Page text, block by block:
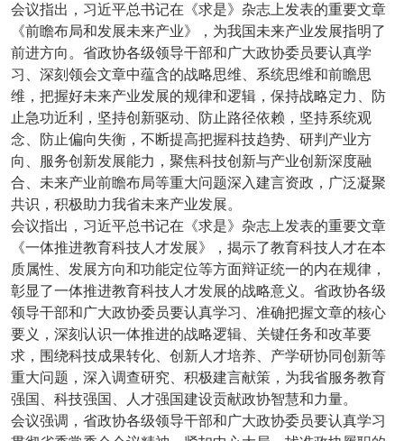
会议指出，习近平总书记在《求是》杂志上发表的重要文章
《前瞻布局和发展未来产业》，为我国未来产业发展指明了
前进方向。省政协各级领导干部和广大政协委员要认真学
习、深刻领会文章中蕴含的战略思维、系统思维和前瞻思
维，把握好未来产业发展的规律和逻辑，保持战略定力、防
止急功近利，坚持创新驱动、防止路径依赖，坚持系统观
念、防止偏向失衡，不断提高把握科技趋势、研判产业方
向、服务创新发展能力，聚焦科技创新与产业创新深度融
合、未来产业前瞻布局等重大问题深入建言资政，广泛凝聚
共识，积极助力我省未来产业发展。
会议指出，习近平总书记在《求是》杂志上发表的重要文章
《一体推进教育科技人才发展》，揭示了教育科技人才在本
质属性、发展方向和功能定位等方面辩证统一的内在规律，
彰显了一体推进教育科技人才发展的战略意义。省政协各级
领导干部和广大政协委员要认真学习、准确把握文章的核心
要义，深刻认识一体推进的战略逻辑、关键任务和改革要
求，围绕科技成果转化、创新人才培养、产学研协同创新等
重大问题，深入调查研究、积极建言献策，为我省服务教育
强国、科技强国、人才强国建设贡献政协智慧和力量。
会议强调，省政协各级领导干部和广大政协委员要认真学习